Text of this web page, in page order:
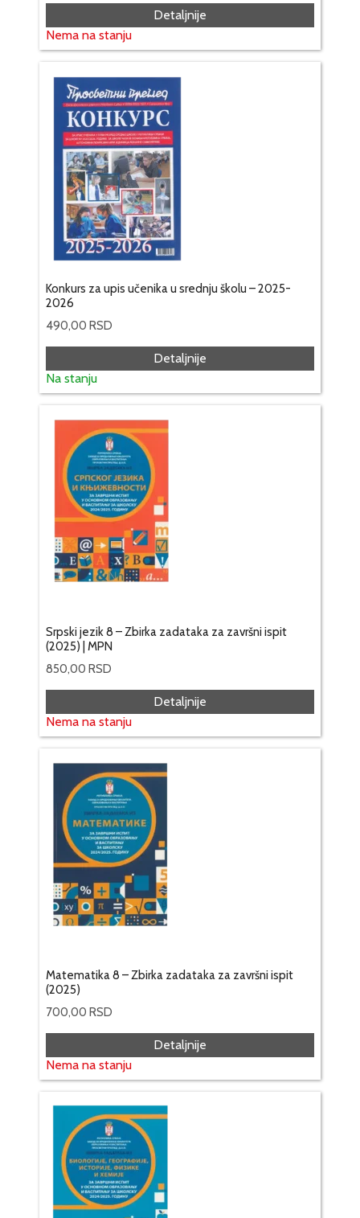
Detaljnije
Nema na stanju
Konkurs za upis učenika u srednju školu – 2025-
2026
490,00 RSD
Detaljnije
Na stanju
Srpski jezik 8 – Zbirka zadataka za završni ispit
(2025) | MPN
850,00 RSD
Detaljnije
Nema na stanju
Matematika 8 – Zbirka zadataka za završni ispit
(2025)
700,00 RSD
Detaljnije
Nema na stanju